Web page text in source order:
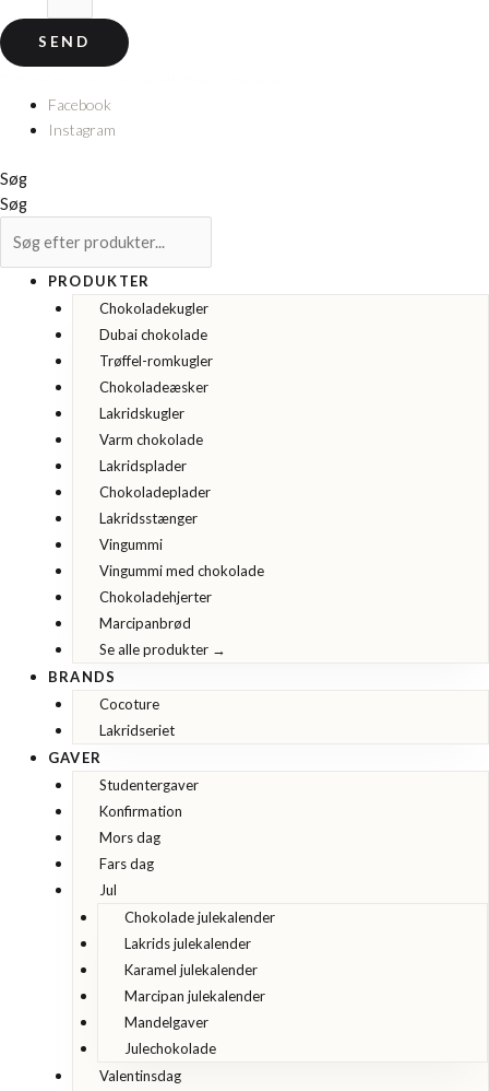
SEND
Facebook
Instagram
Søg
Søg
PRODUKTER
Chokoladekugler
Dubai chokolade
Trøffel-romkugler
Chokoladeæsker
Lakridskugler
Varm chokolade
Lakridsplader
Chokoladeplader
Lakridsstænger
Vingummi
Vingummi med chokolade
Chokoladehjerter
Marcipanbrød
Se alle produkter →
BRANDS
Cocoture
Lakridseriet
GAVER
Studentergaver
Konfirmation
Mors dag
Fars dag
Jul
Chokolade julekalender
Lakrids julekalender
Karamel julekalender
Marcipan julekalender
Mandelgaver
Julechokolade
Valentinsdag